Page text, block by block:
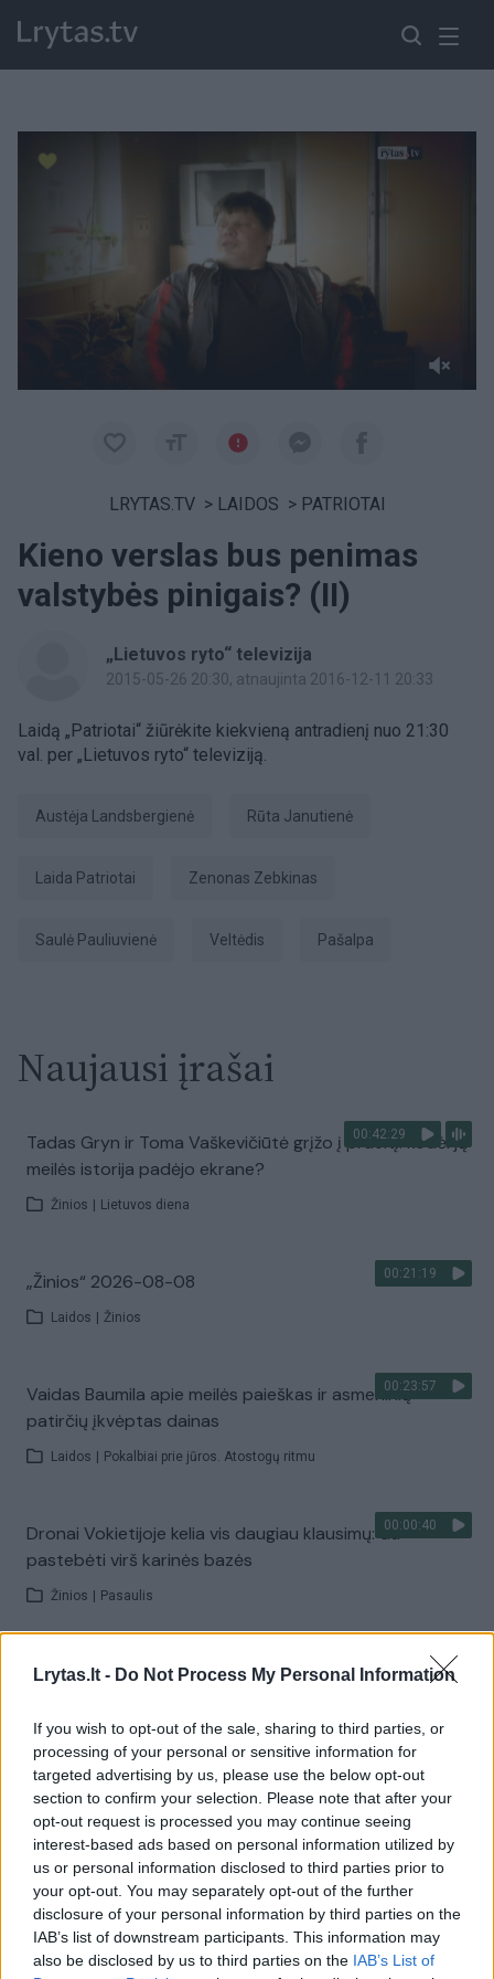
Lrytas.lt - Do Not Process My Personal Information
If you wish to opt-out of the sale, sharing to third parties, or
processing of your personal or sensitive information for
targeted advertising by us, please use the below opt-out
section to confirm your selection. Please note that after your
opt-out request is processed you may continue seeing
interest-based ads based on personal information utilized by
us or personal information disclosed to third parties prior to
your opt-out. You may separately opt-out of the further
disclosure of your personal information by third parties on the
IAB’s list of downstream participants. This information may
also be disclosed by us to third parties on the IAB’s List of
LRYTAS.TV > LAIDOS > PATRIOTAI
Kieno verslas bus penimas
valstybės pinigais? (II)
„Lietuvos ryto“ televizija
2015-05-26 20:30, atnaujinta 2016-12-11 20:33
Laidą „Patriotai“ žiūrėkite kiekvieną antradienį nuo 21:30
val. per „Lietuvos ryto“ televiziją.
Austėja Landsbergienė Rūta Janutienė
laida Patriotai Zenonas Zebkinas
Saulė Pauliuvienė veltėdis pašalpa
Naujausi įrašai
00:42:29
Tadas Gryn ir Toma Vaškevičiūtė grįžo į praeitį: kodėl jų
meilės istorija padėjo ekrane?
Žinios Lietuvos diena
00:21:19
„Žinios“ 2026-08-08
Laidos Žinios
00:23:57
Vaidas Baumila apie meilės paieškas ir asmeninių
patirčių įkvėptas dainas
Laidos Pokalbiai prie jūros. Atostogų ritmu
00:00:40
Dronai Vokietijoje kelia vis daugiau klausimų: du
pastebėti virš karinės bazės
Žinios Pasaulis
Visi įrašai
Žiūrimiausi įrašai
00:00:30
Vaizdai iš tragiškos avarijos Vilniaus r.: dviejų moterų ir
vaiko gyvybių išgelbėti nepavyko
Žinios | Lietuvos diena